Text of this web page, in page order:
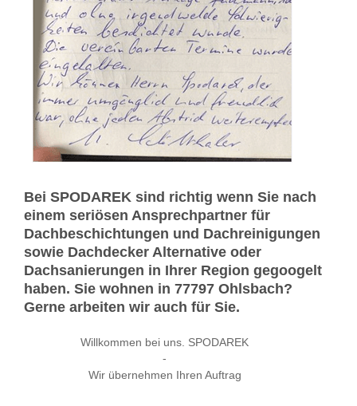
Bei SPODAREK sind richtig wenn Sie nach
einem seriösen Ansprechpartner für
Dachbeschichtungen und Dachreinigungen
sowie Dachdecker Alternative oder
Dachsanierungen in Ihrer Region gegoogelt
haben. Sie wohnen in 77797 Ohlsbach?
Gerne arbeiten wir auch für Sie.
Willkommen bei uns. SPODAREK
-
Wir übernehmen Ihren Auftrag